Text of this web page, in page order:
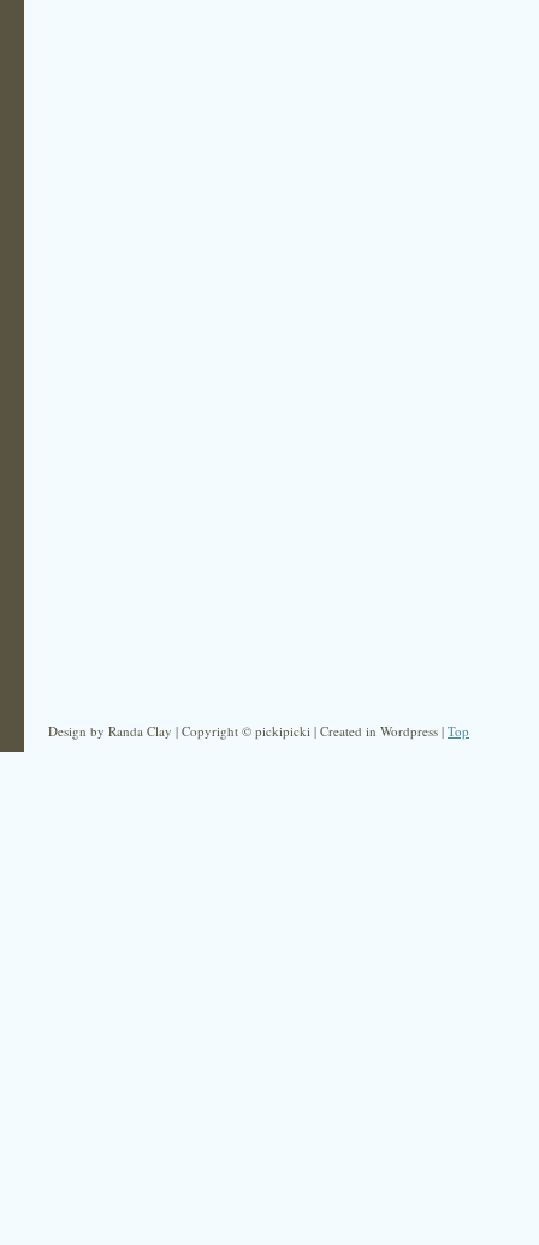
Design by Randa Clay | Copyright © pickipicki | Created in Wordpress | Top